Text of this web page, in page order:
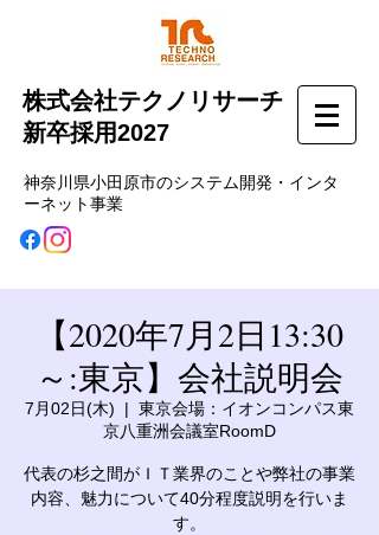
株式会社テクノリサーチ
新卒採用2027
神奈川県小田原市のシステム開発・インタ
ーネット事業
【2020年7月2日13:30
～:東京】会社説明会
7月02日(木)
  |
東京会場：イオンコンパス東
京八重洲会議室RoomD
代表の杉之間がＩＴ業界のことや弊社の事業
内容、魅力について40分程度説明を行いま
す。